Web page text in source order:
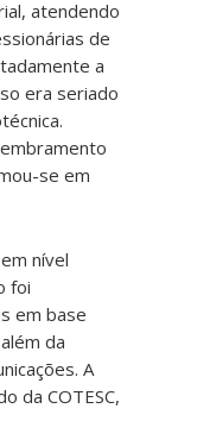
atendendo
de
a
era seriado
se em
nível
foi
em base
da
A
da COTESC,